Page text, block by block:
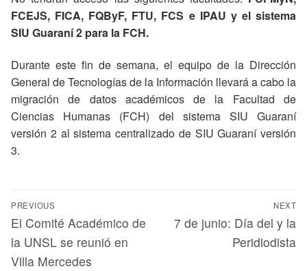
FCEJS, FICA, FQByF, FTU, FCS e IPAU y el sistema
SIU Guaraní 2 para la FCH.
Durante este fin de semana, el equipo de la Dirección
General de Tecnologías de la Información llevará a cabo la
migración de datos académicos de la Facultad de
Ciencias Humanas (FCH) del sistema SIU Guaraní
versión 2 al sistema centralizado de SIU Guaraní versión
3.
PREVIOUS
El Comité Académico de
la UNSL se reunió en
Villa Mercedes
NEXT
7 de junio: Día del y la
Peridiodista